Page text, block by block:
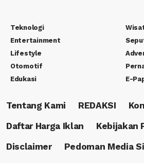
Teknologi
Entertainment
Lifestyle
Otomotif
Edukasi
E-
Tentang Kami REDAKSI
Daftar Harga Iklan
Kebijakan
Disclaimer
Pedoman Media